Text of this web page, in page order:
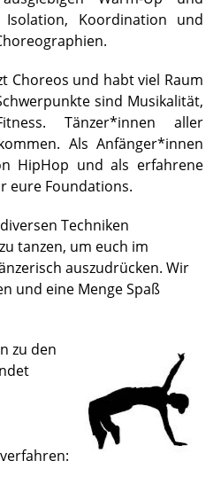
nun?
& Studium
Koordination und
Choreos und habt viel Raum
sind Musikalität,
Tänzer*innen aller
Als Anfänger*innen
HipHop und als erfahrene
eure Foundations.
Techniken
tanzen, um euch im
auszudrücken. Wir
und eine Menge Spaß
zu den